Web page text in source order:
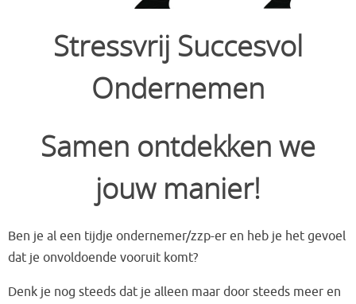
Stressvrij Succesvol
Ondernemen
Samen ontdekken we
jouw manier!
Ben je al een tijdje ondernemer/zzp-er en heb je het gevoel
dat je onvoldoende vooruit komt?
Denk je nog steeds dat je alleen maar door steeds meer en